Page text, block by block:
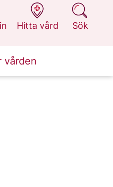
Hitta vård
på 1177.se
Sök
på 1177.se
vården